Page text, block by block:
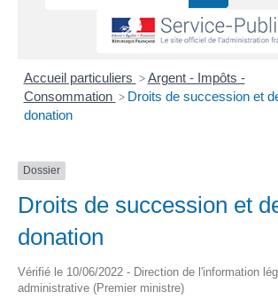
Accueil particuliers > Argent - Impôts -
Consommation > Droits de succession et
donation
Dossier
Droits de succession et
donation
Vérifié le 10/06/2022 - Direction de l'information
administrative (Premier ministre)